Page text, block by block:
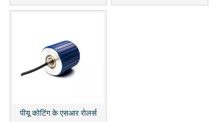
पीयू कोटिंग के एसआर रोलर्स